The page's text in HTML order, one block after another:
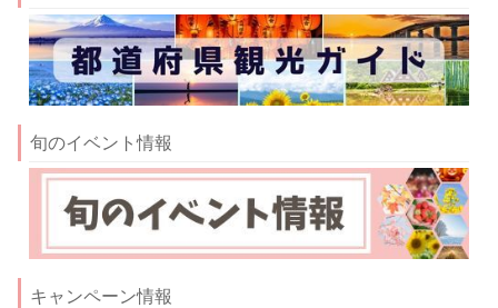
旬のイベント情報
キャンペーン情報